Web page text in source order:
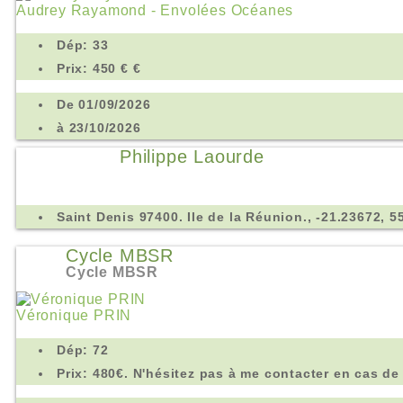
Audrey Rayamond - Envolées Océanes
Dép: 33
Prix: 450 € €
De 01/09/2026
à 23/10/2026
Philippe Laourde
Saint Denis 97400. Ile de la Réunion., -21.23672,
Cycle MBSR
Cycle MBSR
Véronique PRIN
Dép: 72
Prix: 480€. N'hésitez pas à me contacter en cas